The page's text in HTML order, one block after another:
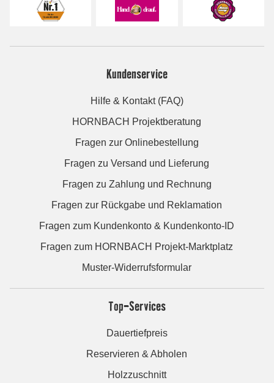
Kundenservice
Hilfe & Kontakt (FAQ)
HORNBACH Projektberatung
Fragen zur Onlinebestellung
Fragen zu Versand und Lieferung
Fragen zu Zahlung und Rechnung
Fragen zur Rückgabe und Reklamation
Fragen zum Kundenkonto & Kundenkonto-ID
Fragen zum HORNBACH Projekt-Marktplatz
Muster-Widerrufsformular
Top-Services
Dauertiefpreis
Reservieren & Abholen
Holzzuschnitt